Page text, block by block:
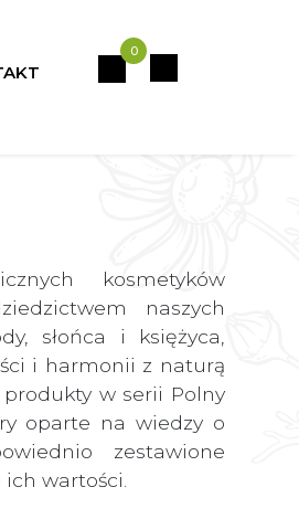
0
kosmetyków
naszych
słońca i księżyca,
i harmonii z naturą
produkty w serii Polny
oparte na wiedzy o
zestawione
wartości.